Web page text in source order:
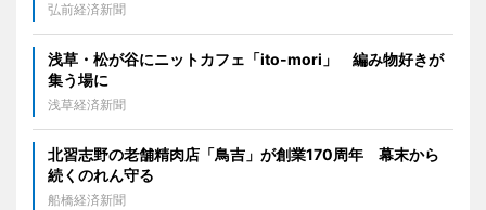
弘前経済新聞
浅草・松が谷にニットカフェ「ito-mori」 編み物好きが
集う場に
浅草経済新聞
北習志野の老舗精肉店「鳥吉」が創業170周年 幕末から
続くのれん守る
船橋経済新聞